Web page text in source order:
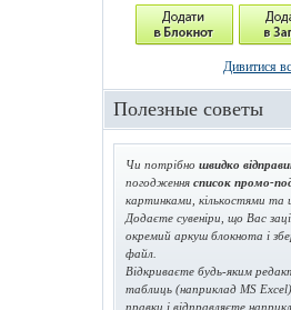
Дивитися
Полезные советы
Чи потрібно швидко
погодження список промо-
картинками, кількостями та
Додаєте сувеніри, що Вас
окремий аркуш блокнота і
файл.
Відкриваєте будь-яким
таблиць (наприклад MS
правки і відправляєте